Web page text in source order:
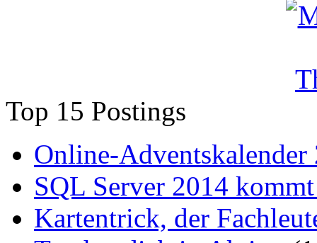
Top 15 Postings
Online-Adventskalender
SQL Server 2014
Kartentrick, der